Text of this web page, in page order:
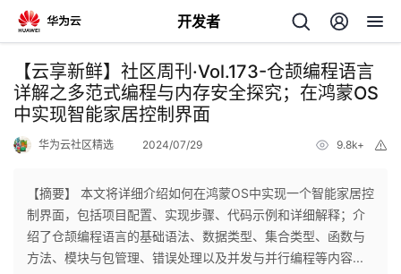
开发者
返
回
个
人
我
【云享新鲜】社区周刊·Vol.173-仓颉编程语言
详解之多范式编程与内存安全探究；在鸿蒙OS
中实现智能家居控制界面
华为云社区精选 2024/07/29 9.8k+
【摘要】 本文将详细介绍如何在鸿蒙OS中实现一个智能家居控
制界面，包括项目配置、实现步骤、代码示例和详细解释；介
绍了仓颉编程语言的基础语法、数据类型、集合类型、函数与
方法、模块与包管理、错误处理以及并发与并行编程等内容...